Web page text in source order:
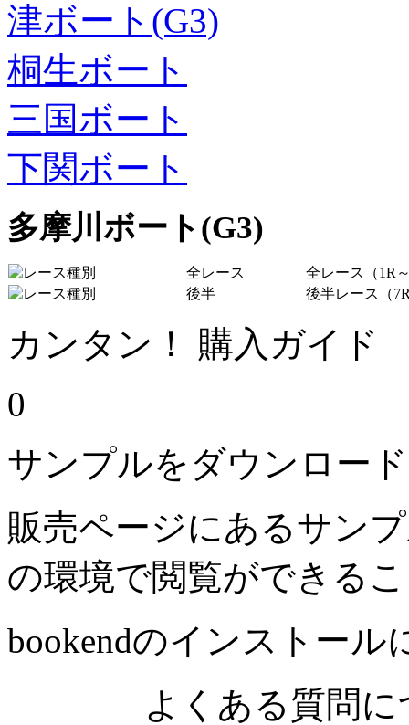
津ボート(G3)
桐生ボート
三国ボート
下関ボート
多摩川ボート(G3)
全レース
全レース（1R
後半
後半レース（
カンタン！ 購入ガイド
0
サンプルをダウンロー
販売ページにあるサン
の環境で閲覧ができる
bookendのインストール
よくある質問に